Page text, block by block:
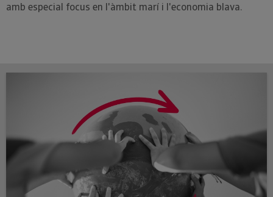
amb especial focus en l'àmbit marí i l'economia blava.